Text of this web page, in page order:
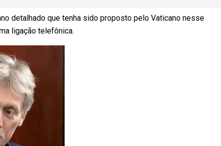
detalhado que tenha sido proposto pelo Vaticano nesse
ligação telefônica.